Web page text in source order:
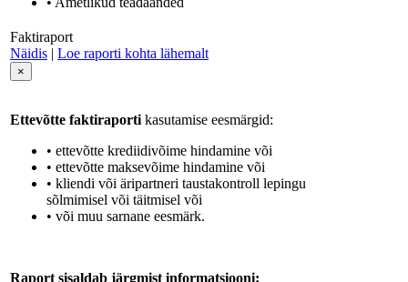
Faktiraport
Näidis | Loe raporti kohta lähemalt
×
Ettevõtte faktiraporti kasutamise eesmärgid:
• ettevõtte krediidivõime hindamine või
• ettevõtte maksevõime hindamine või
• kliendi või äripartneri taustakontroll lepingu
sõlmimisel või täitmisel või
• või muu sarnane eesmärk.
Raport sisaldab järgmist informatsiooni: